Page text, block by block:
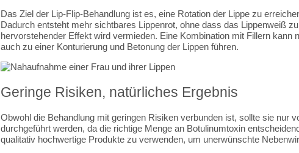
Das Ziel der Lip-Flip-Behandlung ist es, eine Rotation der Lippe zu
Dadurch entsteht mehr sichtbares Lippenrot, ohne dass das Lippenweiß
hervorstehender Effekt wird vermieden. Eine Kombination mit Fillern kann
auch zu einer Konturierung und Betonung der Lippen führen.
Geringe Risiken, natürliches Ergebnis
Obwohl die Behandlung mit geringen Risiken verbunden ist, sollte sie nur
durchgeführt werden, da die richtige Menge an Botulinumtoxin
qualitativ hochwertige Produkte zu verwenden, um unerwünschte